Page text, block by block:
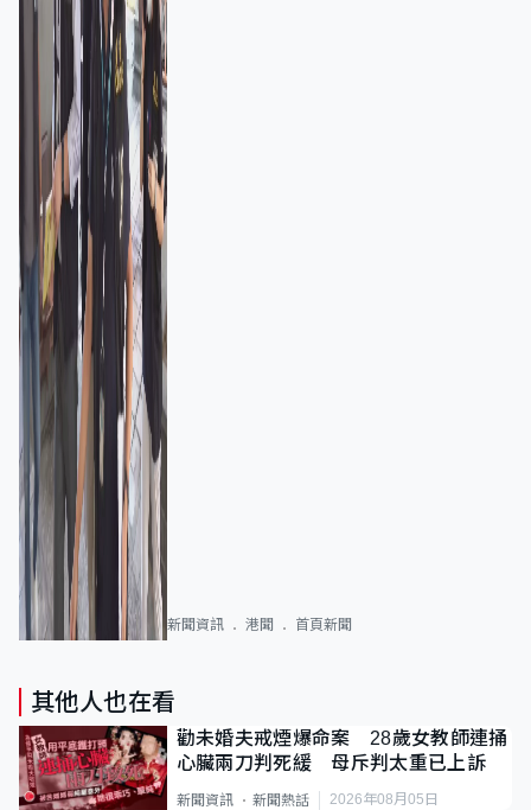
新聞資訊 港聞 首頁新聞
其他人也在看
勸未婚夫戒煙爆命案 28歲女教師連捅
心臟兩刀判死緩 母斥判太重已上訴
新聞資訊 新聞熱話 2026年08月05日